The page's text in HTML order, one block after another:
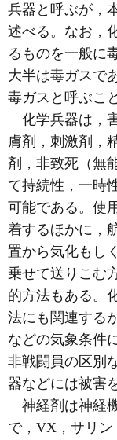
兵器と呼ぶが，
述べる。なお，
るものを一般に
大半は毒ガスで
毒ガスと呼ぶこ
化学兵器は，
膚剤，刺激剤，
剤，非致死（無
て持続性，一時
可能である。使
着するほかに，
置から気化もし
乗せて送りこむ
的方法もある。
法にも関連する
などの気象条件
非戦闘員の区別
器などには被害
神経剤は神経
で，VX，サリン